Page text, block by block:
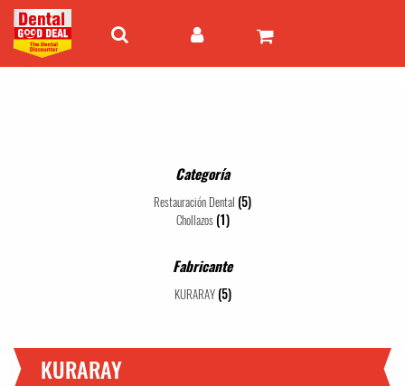
Categoría
Restauración Dental (5)
Chollazos(1)
Fabricante
KURARAY(5)
KURARAY